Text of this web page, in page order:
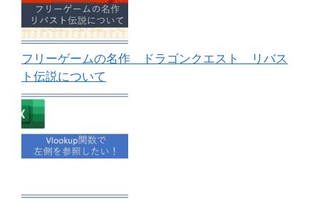
フリーゲームの名作 ドラゴンクエスト リバス
ト伝説について